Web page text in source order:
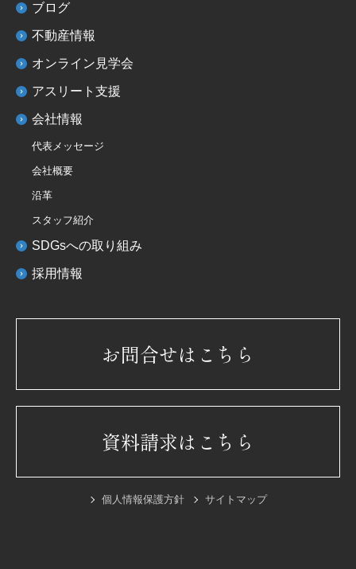
ブログ
不動産情報
オンライン見学会
アスリート支援
会社情報
代表メッセージ
会社概要
沿革
スタッフ紹介
SDGsへの取り組み
採用情報
お問合せはこちら
資料請求はこちら
個人情報保護方針 サイトマップ